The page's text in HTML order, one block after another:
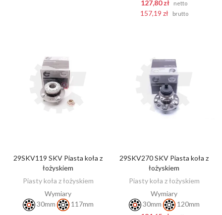
127,80 zł
netto
157,19 zł brutto
ZOBACZ
29SKV119 SKV Piasta koła z
łożyskiem
Piasty koła z łożyskiem
Wymiary
30mm
117mm
DODAJ DO KOSZYKA
29SKV270 SKV Piasta koła z
łożyskiem
Piasty koła z łożyskiem
Wymiary
30mm
120mm